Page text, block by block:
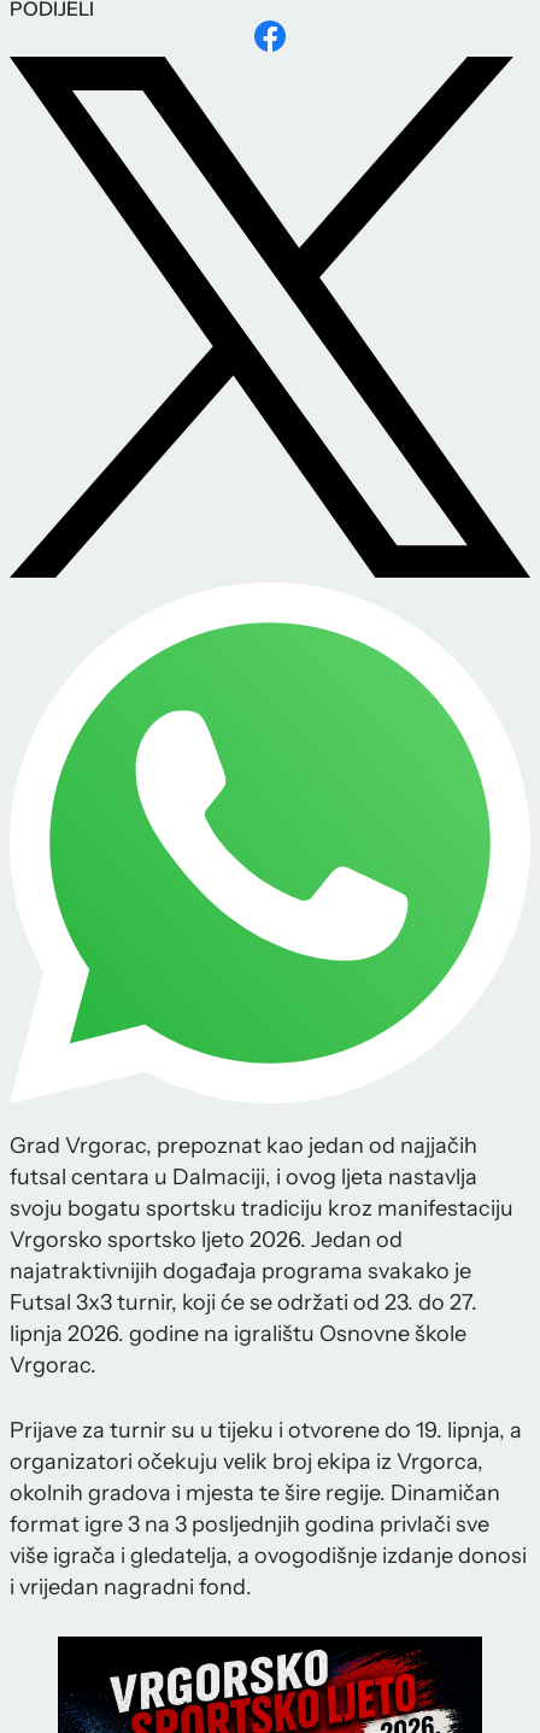
PODIJELI
Grad Vrgorac, prepoznat kao jedan od najjačih
futsal centara u Dalmaciji, i ovog ljeta nastavlja
svoju bogatu sportsku tradiciju kroz manifestaciju
Vrgorsko sportsko ljeto 2026. Jedan od
najatraktivnijih događaja programa svakako je
Futsal 3x3 turnir, koji će se održati od 23. do 27.
lipnja 2026. godine na igralištu Osnovne škole
Vrgorac.
Prijave za turnir su u tijeku i otvorene do 19. lipnja, a
organizatori očekuju velik broj ekipa iz Vrgorca,
okolnih gradova i mjesta te šire regije. Dinamičan
format igre 3 na 3 posljednjih godina privlači sve
više igrača i gledatelja, a ovogodišnje izdanje donosi
i vrijedan nagradni fond.